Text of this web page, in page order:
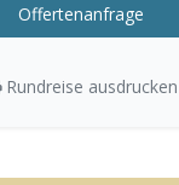
Offertenanfrage
Rundreise ausdrucken